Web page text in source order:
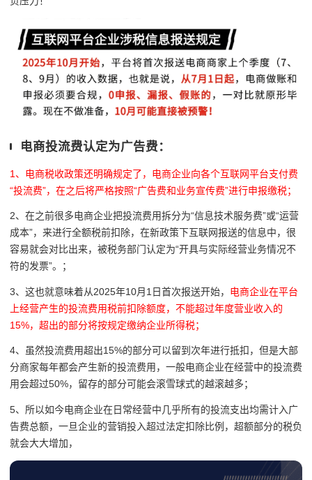
电商投流费认定为广告费：
1、电商税收政策还明确规定了，电商企业向各个互联网平台支付费
“投流费”，在之后将严格按照“广告费和业务宣传费”进行申报缴税；
2、在之前很多电商企业把投流费用拆分为“信息技术服务费”或“运营
成本”，来进行全额税前扣除，在新政策下互联网报送的信息中，很
容易就会对比出来， 被税务部门认定为“开具与实际经营业务情况不
符的发票”。
；
3、 这也就意味着从2025年10月1日首次报送开始， 电商企业在平台
上经营产生的投流费用税前扣除额度，不能超过年度营业收入的
15%，超出的部分将按规定缴纳企业所得税；
4、虽然投流费用超出15%的部分可以留到次年进行抵扣，但是大部
分商家每年都会产生新的投流费用，一般电商企业在经营中的投流费
用会超过50%，留存的部分可能会滚雪球式的越滚越多；
5、所以如今电商企业在日常经营中几乎所有的投流支出均需计入广
告费总额，一旦企业的营销投入超过法定扣除比例，超额部分的税负
就会大大增加，